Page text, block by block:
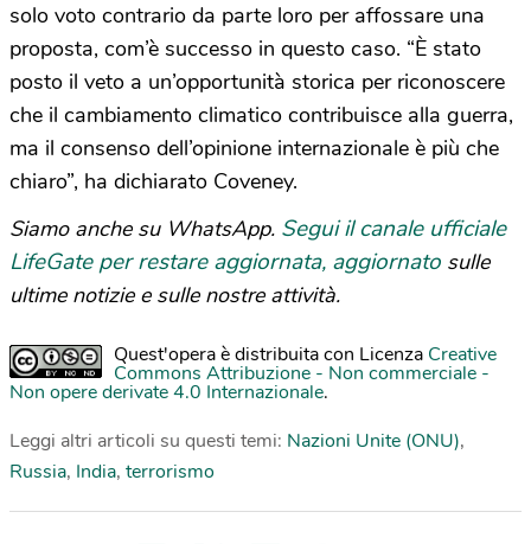
solo voto contrario da parte loro per affossare una
proposta, com’è successo in questo caso. “È stato
posto il veto a un’opportunità storica per riconoscere
che il cambiamento climatico contribuisce alla guerra,
ma il consenso dell’opinione internazionale è più che
chiaro”, ha dichiarato Coveney.
Siamo anche su WhatsApp. Segui il canale ufficiale
LifeGate per restare aggiornata, aggiornato sulle
ultime notizie e sulle nostre attività.
Quest'opera è distribuita con Licenza Creative
Commons Attribuzione - Non commerciale -
Non opere derivate 4.0 Internazionale.
Leggi altri articoli su questi temi: Nazioni Unite (ONU),
Russia, India, terrorismo